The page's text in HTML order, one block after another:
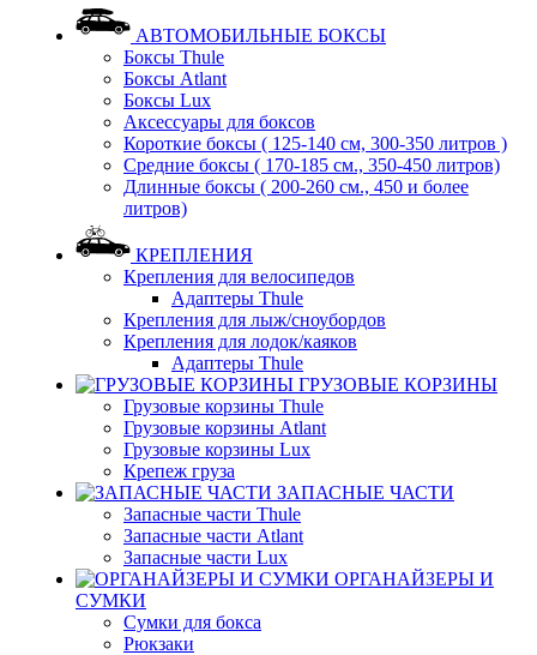
АВТОМОБИЛЬНЫЕ БОКСЫ
Боксы Thule
Боксы Atlant
Боксы Lux
Аксессуары для боксов
Короткие боксы ( 125-140 см, 300-350 литров )
Средние боксы ( 170-185 см., 350-450 литров)
Длинные боксы ( 200-260 см., 450 и более
литров)
КРЕПЛЕНИЯ
Крепления для велосипедов
Адаптеры Thule
Крепления для лыж/сноубордов
Крепления для лодок/каяков
Адаптеры Thule
ГРУЗОВЫЕ КОРЗИНЫ
Грузовые корзины Thule
Грузовые корзины Atlant
Грузовые корзины Lux
Крепеж груза
ЗАПАСНЫЕ ЧАСТИ
Запасные части Thule
Запасные части Atlant
Запасные части Lux
ОРГАНАЙЗЕРЫ И
СУМКИ
Сумки для бокса
Рюкзаки